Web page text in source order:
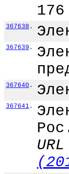
367638 .
367639 .
367640 .
367641 .